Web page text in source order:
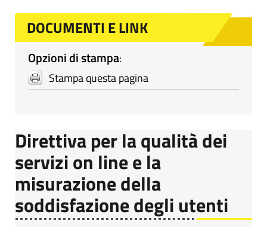
DOCUMENTI E LINK
Opzioni di stampa:
Stampa questa pagina
Direttiva per la qualità dei
servizi on line e la
misurazione della
soddisfazione degli utenti